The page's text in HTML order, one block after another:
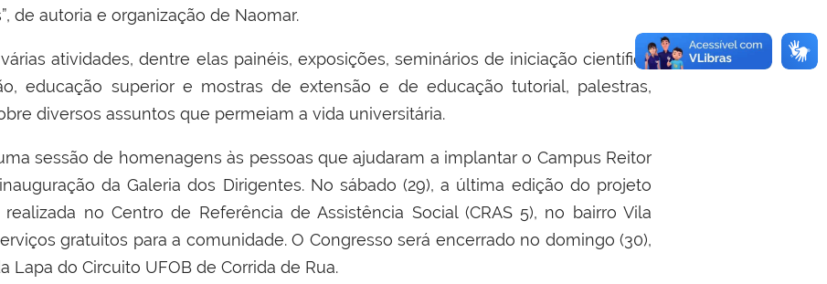
de autoria e organização de Naomar.
atividades, dentre elas painéis, exposições, seminários de iniciação científica
educação superior e mostras de extensão e de educação tutorial, palestras,
diversos assuntos que permeiam a vida universitária.
sessão de homenagens às pessoas que ajudaram a implantar o Campus Reitor
da Galeria dos Dirigentes. No sábado (29), a última edição do projeto
no Centro de Referência de Assistência Social (CRAS 5), no bairro Vila
gratuitos para a comunidade. O Congresso será encerrado no domingo (30),
Lapa do Circuito UFOB de Corrida de Rua.